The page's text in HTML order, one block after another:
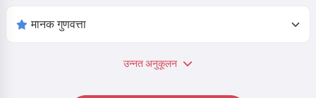
उन्नत अनुकूलन